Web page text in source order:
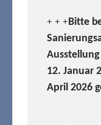
+ + +Bitte
12. Januar
April 2026